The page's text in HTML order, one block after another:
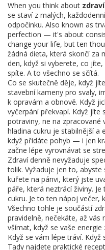
When you think about
se staví z malých,
odpočinku. Also known as
perfection — it's about
change your life, but ten
žádná dieta, která skončí za
den, když si vyberete, co
spíte. A to všechno se sčítá.
Co se skutečně děje, když
stavební kameny pro svaly,
k opravám a obnově. Když
vyčerpání překvapí. Když jíte
potraviny, ne na zpracované
hladina cukru je stabilnější a
když přidáte pohyb — i jen
začne lépe vyrovnávat se
Zdraví denně nevyžaduje
tolik. Vyžaduje jen to,
kuřete na pánvi, který jste
páře, která neztrácí živiny.
cukru. Je to ten nápoj večer,
Všechno tohle je součástí
pravidelně, nečekáte, až vás
všímat, když se vaše
Když se vám lépe tráví. Když
Tady najdete praktické